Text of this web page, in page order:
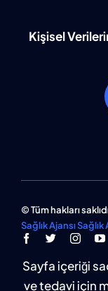
Kişisel
© Tüm hakları
Sağlık Ajansı Sağlık
Sayfa içeriği
ve tedavi için